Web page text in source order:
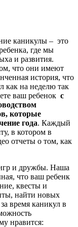
каникулы – это
где мы
и развития.
что они имеют
история, что
как на неделю так
ваш ребенок с
которые
года. Каждый
в котором в
отчеты о том, как
и дружбы. Наша
что ваш ребенк
квесты и
найти новых
время каникул в
нравится: